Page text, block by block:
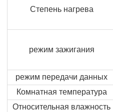
Степень нагрева
режим зажигания
режим передачи данных
Комнатная температура
Относительная влажность